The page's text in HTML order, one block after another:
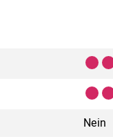
Nein